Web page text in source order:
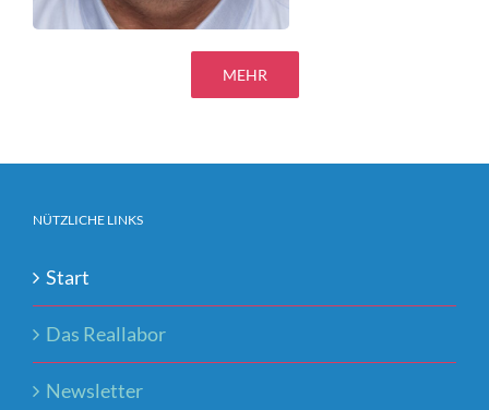
MEHR
NÜTZLICHE LINKS
Start
Das Reallabor
Newsletter